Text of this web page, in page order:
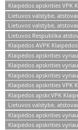
Klaipėdos apskrities VPK
Lietuvos valstybė,
Lietuvos valstybė,
Lietuvos Respublika
Klaipėdos AVPK
Klaipėdos apskrities
Klaipėdos apskrities
Klaipėdos apskrities
Klaipėdos apskrities VPK
Klaipėdos apskr.VPK
Lietuvos valstybė,
Klaipėdos apskrities
Klaipėdos apskrities